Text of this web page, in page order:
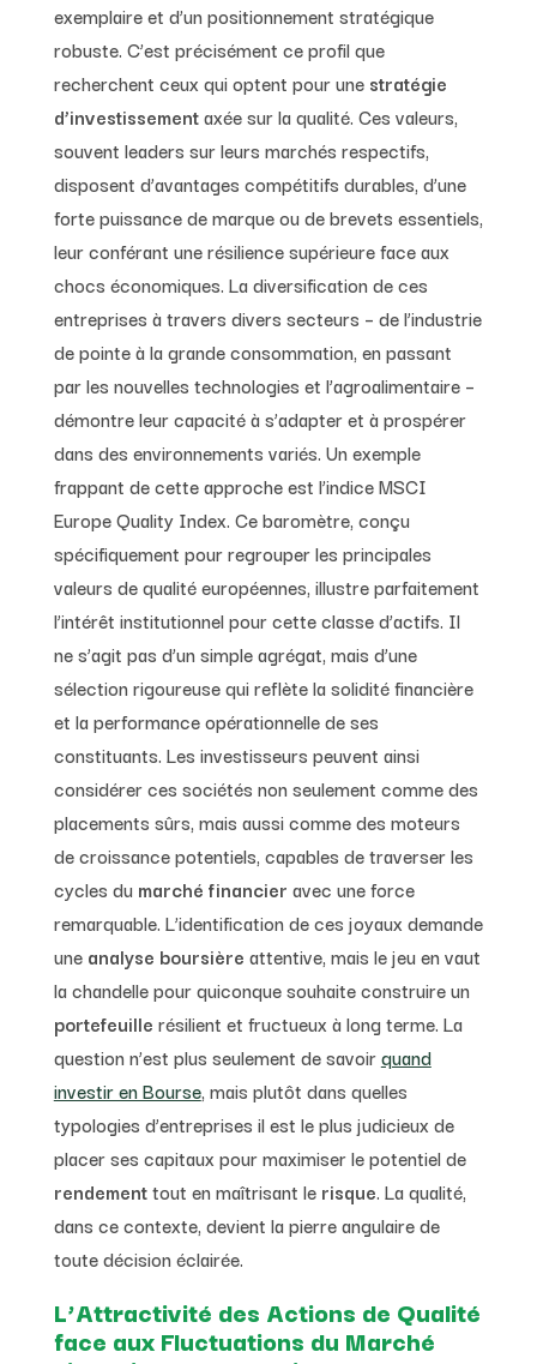
exemplaire et d’un positionnement stratégique
robuste. C’est précisément ce profil que
recherchent ceux qui optent pour une stratégie
d’investissementaxée sur la qualité. Ces valeurs,
souvent leaders sur leurs marchés respectifs,
disposent d’avantages compétitifs durables, d’une
forte puissance de marque ou de brevets essentiels,
leur conférant une résilience supérieure face aux
chocs économiques. La diversification de ces
entreprises à travers divers secteurs – de l’industrie
de pointe à la grande consommation, en passant
par les nouvelles technologies et l’agroalimentaire –
démontre leur capacité à s’adapter et à prospérer
dans des environnements variés. Un exemple
frappant de cette approche est l’indice MSCI
Europe Quality Index. Ce baromètre, conçu
spécifiquement pour regrouper les principales
valeurs de qualité européennes, illustre parfaitement
l’intérêt institutionnel pour cette classe d’actifs. Il
ne s’agit pas d’un simple agrégat, mais d’une
sélection rigoureuse qui reflète la solidité financière
et la performance opérationnelle de ses
constituants. Les investisseurs peuvent ainsi
considérer ces sociétés non seulement comme des
placements sûrs, mais aussi comme des moteurs
de croissance potentiels, capables de traverser les
cycles du marché financier avec une force
remarquable. L’identification de ces joyaux demande
une analyse boursière attentive, mais le jeu en vaut
la chandelle pour quiconque souhaite construire un
portefeuille résilient et fructueux à long terme. La
question n’est plus seulement de savoirquand
investir en Bourse, mais plutôt dans quelles
typologies d’entreprises il est le plus judicieux de
placer ses capitaux pour maximiser le potentiel de
rendementtout en maîtrisant le risque. La qualité,
dans ce contexte, devient la pierre angulaire de
toute décision éclairée.
L’Attractivité des Actions de Qualité
face aux Fluctuations du Marché